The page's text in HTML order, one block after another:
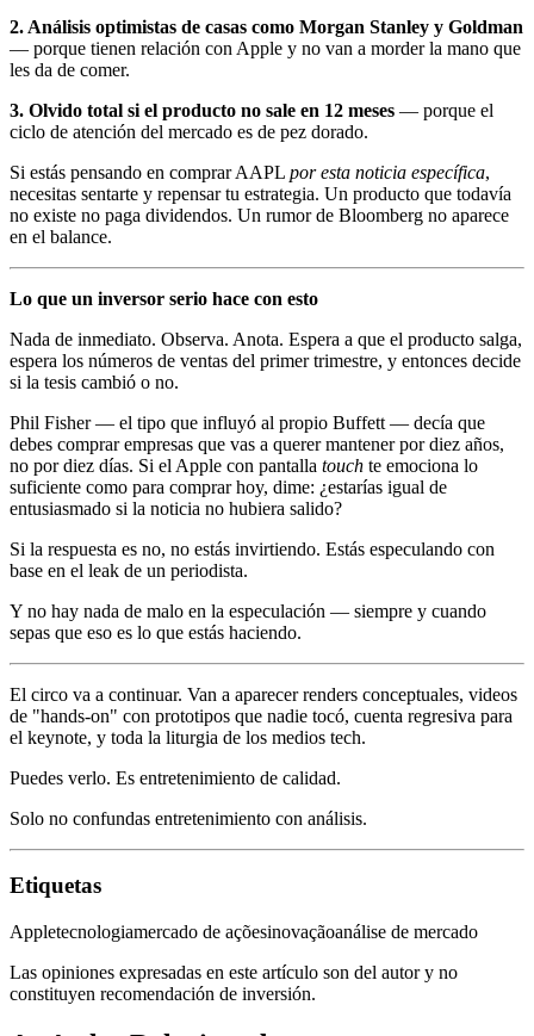
2. Análisis optimistas de casas como Morgan Stanley y Goldman
— porque tienen relación con Apple y no van a morder la mano que
les da de comer.
3. Olvido total si el producto no sale en 12 meses — porque el
ciclo de atención del mercado es de pez dorado.
Si estás pensando en comprar AAPL por esta noticia específica,
necesitas sentarte y repensar tu estrategia. Un producto que todavía
no existe no paga dividendos. Un rumor de Bloomberg no aparece
en el balance.
Lo que un inversor serio hace con esto
Nada de inmediato. Observa. Anota. Espera a que el producto salga,
espera los números de ventas del primer trimestre, y entonces decide
si la tesis cambió o no.
Phil Fisher — el tipo que influyó al propio Buffett — decía que
debes comprar empresas que vas a querer mantener por diez años,
no por diez días. Si el Apple con pantalla touch te emociona lo
suficiente como para comprar hoy, dime: ¿estarías igual de
entusiasmado si la noticia no hubiera salido?
Si la respuesta es no, no estás invirtiendo. Estás especulando con
base en el leak de un periodista.
Y no hay nada de malo en la especulación — siempre y cuando
sepas que eso es lo que estás haciendo.
El circo va a continuar. Van a aparecer renders conceptuales, videos
de "hands-on" con prototipos que nadie tocó, cuenta regresiva para
el keynote, y toda la liturgia de los medios tech.
Puedes verlo. Es entretenimiento de calidad.
Solo no confundas entretenimiento con análisis.
Etiquetas
Appletecnologiamercado de açõesinovaçãoanálise de mercado
Las opiniones expresadas en este artículo son del autor y no
constituyen recomendación de inversión.